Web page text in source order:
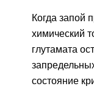
Когда запой
химический
глутамата
состояние